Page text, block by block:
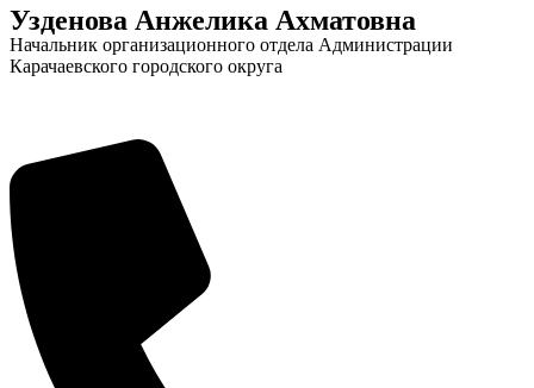
Виртуальная
Культурный
Узденова Анжелика Ахматовна
Начальник организационного отдела Администрации
Карачаевского городского округа